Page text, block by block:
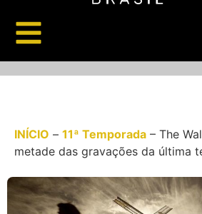
INÍCIO – 11ª Temporada – The
metade das gravações da última